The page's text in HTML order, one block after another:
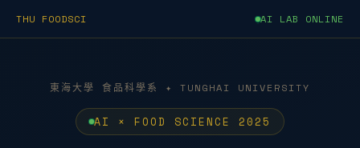
THU FOODSCI AI LAB ONLINE
東海大學 食品科學系 ✦ TUNGHAI UNIVERSITY
AI × FOOD SCIENCE 2025